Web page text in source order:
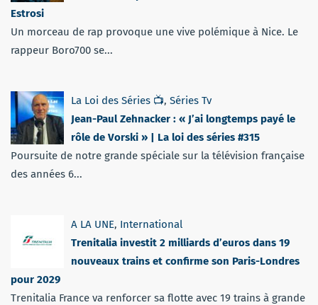
Estrosi
Un morceau de rap provoque une vive polémique à Nice. Le
rappeur Boro700 se...
La Loi des Séries 📺, Séries Tv
Jean-Paul Zehnacker : « J’ai longtemps payé le
rôle de Vorski » | La loi des séries #315
Poursuite de notre grande spéciale sur la télévision française
des années 6...
A LA UNE, International
Trenitalia investit 2 milliards d’euros dans 19
nouveaux trains et confirme son Paris-Londres
pour 2029
Trenitalia France va renforcer sa flotte avec 19 trains à grande